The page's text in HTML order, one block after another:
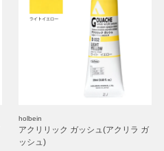
holbein
アクリリック ガッシュ(アクリラ ガ
ッシュ)